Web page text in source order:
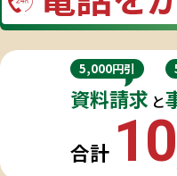
資料請求
5,000円引
と
合計